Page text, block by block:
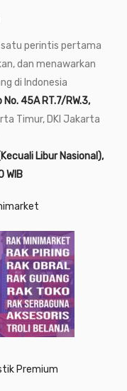
satu perintis pertama
dan menawarkan
di Indonesia
No. 45A RT.7/RW.3,
Timur, DKI Jakarta
Libur Nasional),
WIB
Premium